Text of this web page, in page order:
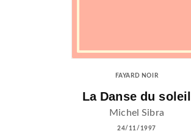
FAYARD NOIR
La Danse du soleil
Michel Sibra
24/11/1997